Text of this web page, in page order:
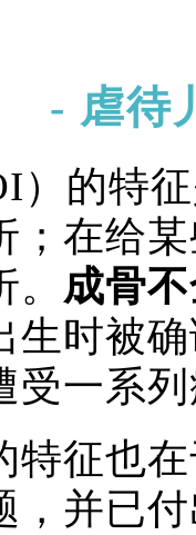
- 虐待
）的特
；在给
成骨
生时被
受一系
特征也
，并已